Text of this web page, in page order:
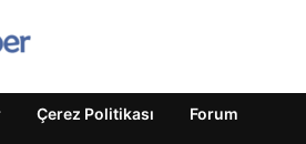
Çerez Politikası Forum